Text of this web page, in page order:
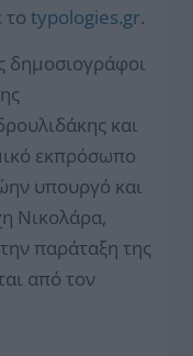
typologies.gr.
δημοσιογράφοι
και
εκπρόσωπο
υπουργό και
Νικολάρα,
παράταξη της
από τον